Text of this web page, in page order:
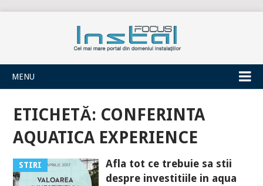
INSTALFOCUS
MENU
ETICHETĂ: CONFERINTA
AQUATICA EXPERIENCE
STIRI
Afla tot ce trebuie sa stii
despre investitiile in aqua